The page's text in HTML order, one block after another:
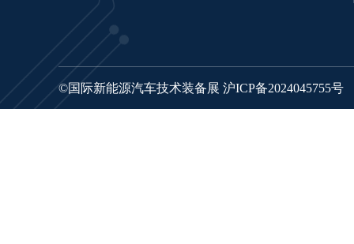
©国际新能源汽车技术装备展 沪ICP备2024045755号